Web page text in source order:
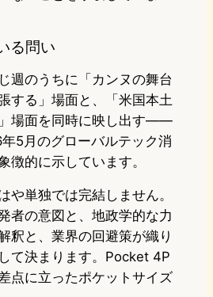
る問い
週のうちに「カンヌの舞台
する」場面と、「米国本土
場面を同時に映し出す——
5月のグローバルテック消
徴的に示しています。
や単独では完結しません。
者の意図と、地政学的な力
釈と、業界の回避策が織り
て決まります。Pocket 4P
点に立ったポケットサイズ